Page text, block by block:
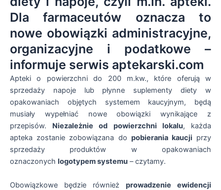
Dla farmaceutów oznacza to
nowe obowiązki administracyjne,
organizacyjne i podatkowe –
informuje serwis aptekarski.com
Apteki o powierzchni do 200 m.kw., które oferują w
sprzedaży napoje lub płynne suplementy diety w
opakowaniach objętych systemem kaucyjnym, będą
musiały wypełniać nowe obowiązki wynikające z
przepisów. Niezależnie od powierzchni lokalu, każda
apteka zostanie zobowiązana do pobierania kaucji przy
sprzedaży produktów w opakowaniach
oznaczonych logotypem systemu – czytamy.
Obowiązkowe będzie również prowadzenie ewidencji